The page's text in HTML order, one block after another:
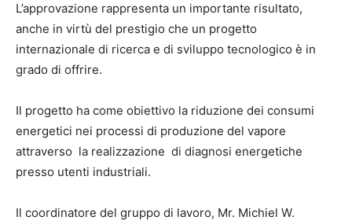
L’approvazione rappresenta un importante risultato,
anche in virtù del prestigio che un progetto
internazionale di ricerca e di sviluppo tecnologico è in
grado di offrire.
Il progetto ha come obiettivo la riduzione dei consumi
energetici nei processi di produzione del vapore
attraverso la realizzazione di diagnosi energetiche
presso utenti industriali.
Il coordinatore del gruppo di lavoro, Mr. Michiel W.